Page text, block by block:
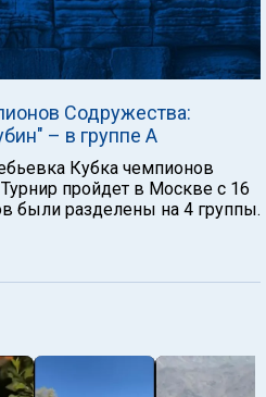
Содружества:
– в группе А
Кубка чемпионов
пройдет в Москве с 16
были разделены на 4 группы.